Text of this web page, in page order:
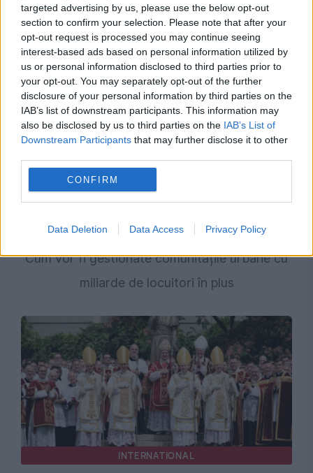
targeted advertising by us, please use the below opt-out
section to confirm your selection. Please note that after your
opt-out request is processed you may continue seeing
interest-based ads based on personal information utilized by
us or personal information disclosed to third parties prior to
your opt-out. You may separately opt-out of the further
disclosure of your personal information by third parties on the
IAB’s list of downstream participants. This information may
also be disclosed by us to third parties on the IAB’s List of
Downstream Participants that may further disclose it to other
CONFIRM
Data Deletion Data Access Privacy Policy
Recomandările noastre
SOCIAL
Viitorul marilor orașe depinde de tehnologie.
Cum vor fi gestionate comunitățile urbane cu
miliarde de locuitori în plus
INTERNATIONAL